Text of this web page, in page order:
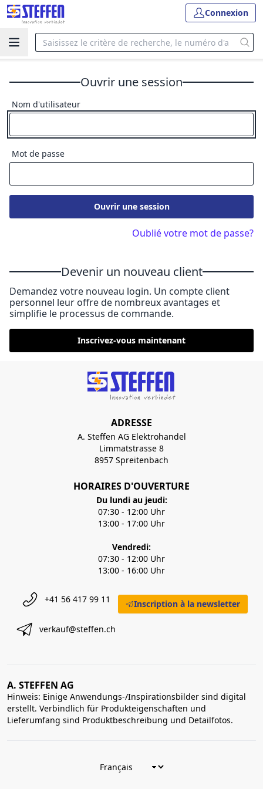
Connexion
Ouvrir une session
Nom d'utilisateur
Mot de passe
Ouvrir une session
Oublié votre mot de passe?
Devenir un nouveau client
Demandez votre nouveau login. Un compte client
personnel leur offre de nombreux avantages et
simplifie le processus de commande.
Inscrivez-vous maintenant
ADRESSE
A. Steffen AG Elektrohandel
Limmatstrasse 8
8957 Spreitenbach
HORAIRES D'OUVERTURE
Du lundi au jeudi:
07:30 - 12:00 Uhr
13:00 - 17:00 Uhr
Vendredi:
07:30 - 12:00 Uhr
13:00 - 16:00 Uhr
+41 56 417 99 11
verkauf@steffen.ch
Inscription à la newsletter
A. STEFFEN AG
Hinweis: Einige Anwendungs-/Inspirationsbilder sind digital
erstellt. Verbindlich für Produkteigenschaften und
Lieferumfang sind Produktbeschreibung und Detailfotos.